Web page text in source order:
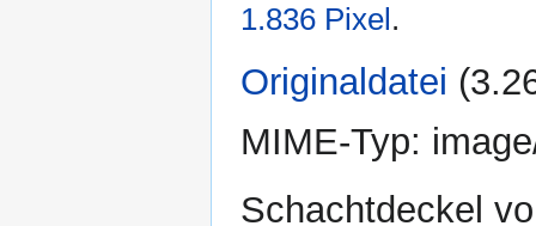
1.836 Pixel.
Originaldatei
MIME-Typ:
Schachtdeckel